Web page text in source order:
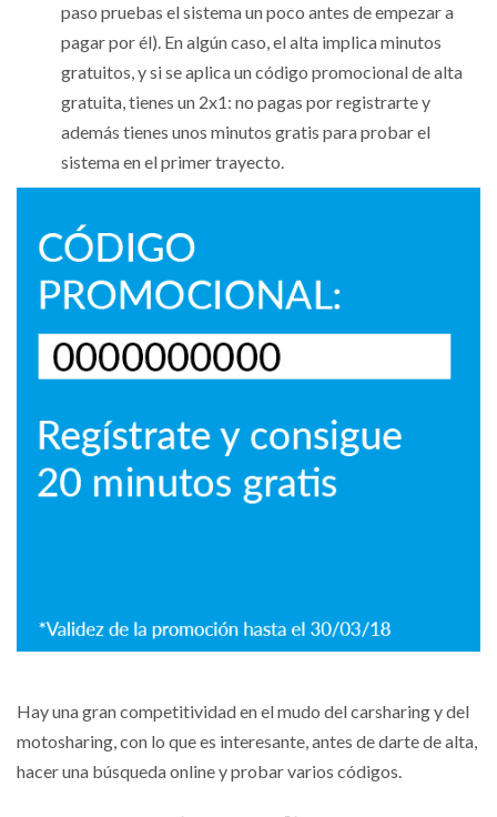
paso pruebas el sistema un poco antes de empezar a
pagar por él). En algún caso, el alta implica minutos
gratuitos, y si se aplica un código promocional de alta
gratuita, tienes un 2x1: no pagas por registrarte y
además tienes unos minutos gratis para probar el
sistema en el primer trayecto.
Hay una gran competitividad en el mudo del carsharing y del
motosharing, con lo que es interesante, antes de darte de alta,
hacer una búsqueda online y probar varios códigos.